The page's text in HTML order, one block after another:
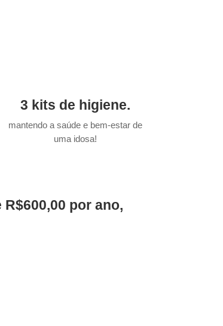
3 kits de higiene.
mantendo a saúde e bem-estar de
uma idosa!
por ano,